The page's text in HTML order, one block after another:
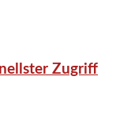
Zugriff